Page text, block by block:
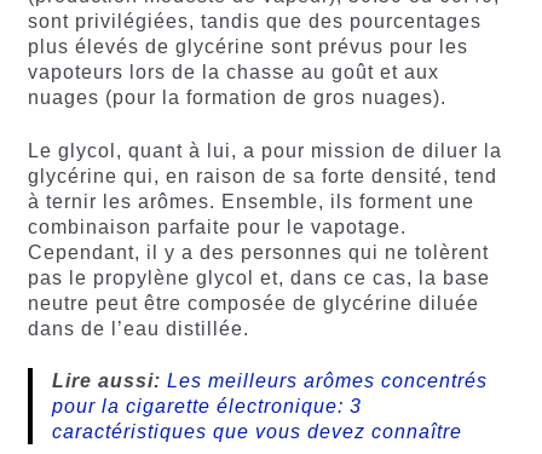
sont privilégiées, tandis que des pourcentages
plus élevés de glycérine sont prévus pour les
vapoteurs lors de la chasse au goût et aux
nuages (pour la formation de gros nuages).
Le glycol, quant à lui, a pour mission de diluer la
glycérine qui, en raison de sa forte densité, tend
à ternir les arômes. Ensemble, ils forment une
combinaison parfaite pour le vapotage.
Cependant, il y a des personnes qui ne tolèrent
pas le propylène glycol et, dans ce cas, la base
neutre peut être composée de glycérine diluée
dans de l’eau distillée.
Lire aussi: Les meilleurs arômes concentrés
pour la cigarette électronique: 3
caractéristiques que vous devez connaître